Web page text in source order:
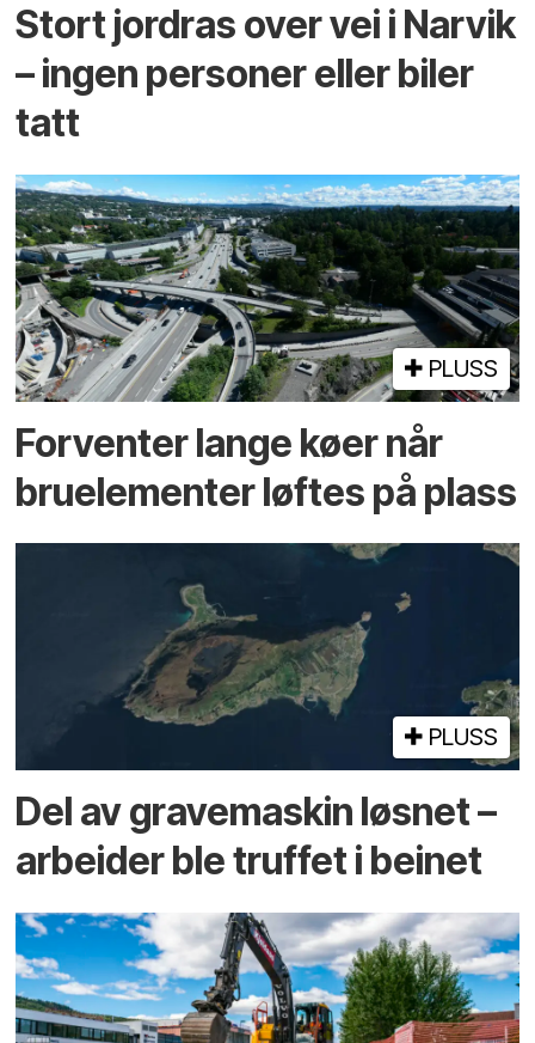
Stort jordras over vei i Narvik
– ingen personer eller biler
tatt
PLUSS
Forventer lange køer når
bru­elementer løftes på plass
PLUSS
Del av grave­maskin løsnet –
arbeider ble truffet i beinet